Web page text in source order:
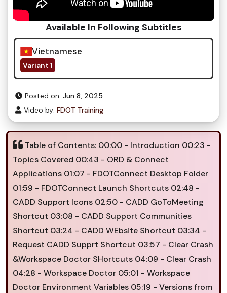
Available In Following Subtitles
Vietnamese
Variant 1
Posted on: Jun 8, 2025
Video by: FDOT Training
Table of Contents: 00:00 - Introduction 00:23 -
Topics Covered 00:43 - ORD & Connect
Applications 01:07 - FDOTConnect Desktop Folder
01:59 - FDOTConnect Launch Shortcuts 02:48 -
CADD Support Icons 02:50 - CADD GoToMeeting
Shortcut 03:08 - CADD Support Communities
Shortcut 03:24 - CADD WEbsite Shortcut 03:34 -
Request CADD Supprt Shortcut 03:57 - Clear Crash
&Workspace Doctor SHortcuts 04:09 - Clear Crash
04:28 - Workspace Doctor 05:01 - Workspace
Doctor Environment Variables 05:19 - Versions from